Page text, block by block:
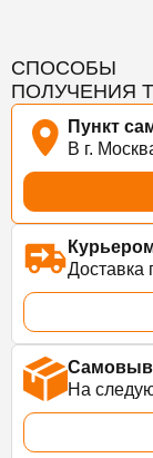
СПОСОБЫ
ПОЛУЧЕНИЯ
Пункт
В г.
Доставка
На